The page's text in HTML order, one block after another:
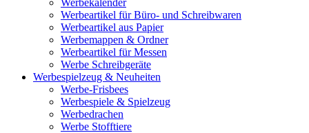
Werbekalender
Werbeartikel für Büro- und Schreibwaren
Werbeartikel aus Papier
Werbemappen & Ordner
Werbeartikel für Messen
Werbe Schreibgeräte
Werbespielzeug & Neuheiten
Werbe-Frisbees
Werbespiele & Spielzeug
Werbedrachen
Werbe Stofftiere